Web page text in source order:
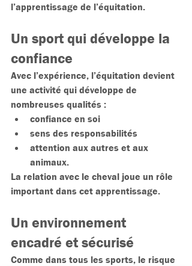
l’apprentissage de l’équitation.
Un sport qui développe la
confiance
Avec l’expérience, l’équitation devient
une activité qui développe de
nombreuses qualités :
confiance en soi
sens des responsabilités
attention aux autres et aux
animaux.
La relation avec le cheval joue un rôle
important dans cet apprentissage.
Un environnement
encadré et sécurisé
Comme dans tous les sports, le risque